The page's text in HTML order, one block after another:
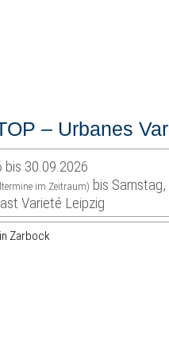
– Urbanes
bis 30.09.2026
im Zeitraum) bis
Varieté Leipzig